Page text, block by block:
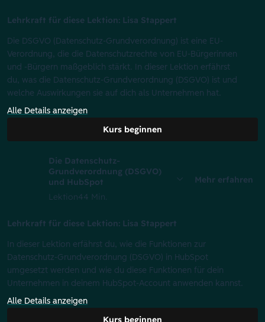
Lehrkraft für diese Lektion: Lisa Stappert
Die DSGVO (Datenschutz-Grundverordnung) ist eine EU-
Verordnung, die die Datenschutzrechte von EU-Bürgerinnen
und -Bürgern maßgeblich stärkt. In dieser Lektion erfährst
du, was die Datenschutz-Grundverordnung (DSGVO) ist und
welche Auswirkungen sie auf dich als Unternehmen hat.
Alle Details anzeigen
Kurs beginnen
Die Datenschutz-
Grundverordnung (DSGVO)
und HubSpot
Lektion44 Min.
Mehr erfahren
Lehrkraft für diese Lektion: Lisa Stappert
In dieser Lektion erfährst du, wie die Funktionen zur
Datenschutz-Grundverordnung (DSGVO) in HubSpot
umgesetzt werden und wie du diese Funktionen für dein
Unternehmen in deinem HubSpot-Account anwenden kannst.
Alle Details anzeigen
Kurs beginnen